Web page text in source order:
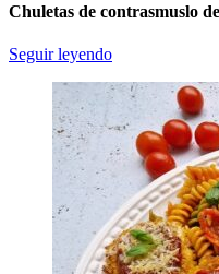
Chuletas de contrasmuslo
Seguir leyendo